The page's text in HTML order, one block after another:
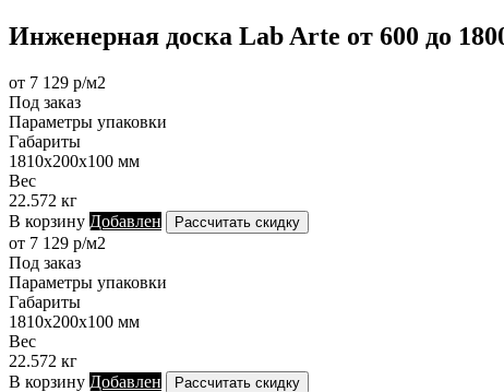
Инженерная доска Lab Arte от 600 до
от 7 129 р/м2
Под заказ
Параметры упаковки
Габариты
1810х200х100 мм
Вес
22.572 кг
В корзину Добавлен Рассчитать скидку
от 7 129 р/м2
Под заказ
Параметры упаковки
Габариты
1810х200х100 мм
Вес
22.572 кг
В корзину Добавлен Рассчитать скидку